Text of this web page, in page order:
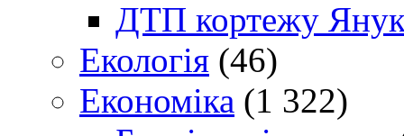
ДТП кортежу
Екологія (46)
Економіка (1 322)